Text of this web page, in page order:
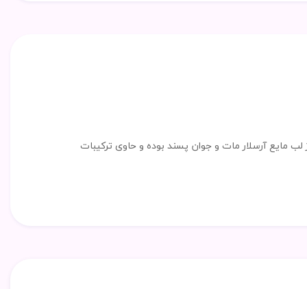
مایع آرسلار مات و جوان پسند بوده و حاوی ترکیبات